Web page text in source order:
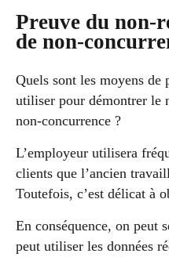
Preuve du non-
de non-
Quels sont les moyens de
utiliser pour démontrer le
non-concurrence ?
L’employeur utilisera
clients que l’ancien
Toutefois, c’est délicat à
En conséquence, on peut
peut utiliser les données